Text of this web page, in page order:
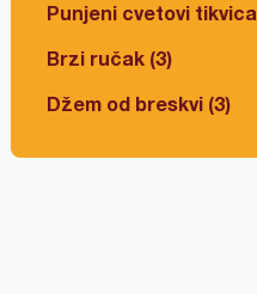
Punjeni cvetovi tikvica
Brzi ručak (3)
Džem od breskvi (3)